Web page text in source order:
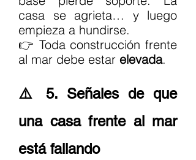
casa se agrieta… y luego
empieza a hundirse.
👉 Toda construcción frente
al mar debe estar elevada.
⚠️ 5. Señales de que
una casa frente al mar
está fallando